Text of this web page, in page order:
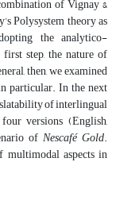
of Vignay &
Polysystem theory as
the analytico-
first step, the nature of
then, we examined
particular. In the next
of interlingual
versions (English,
of Nescafé Gold.
multimodal aspects in